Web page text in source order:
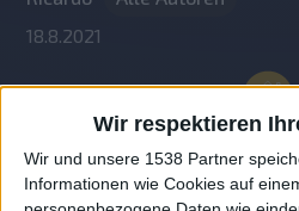
Wir respektieren
Wir und unsere 1538 Partner
Informationen wie Cookies auf
18.8.2021